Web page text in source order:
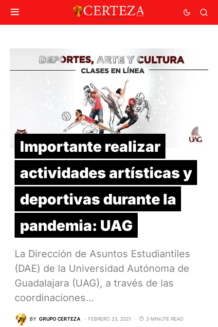
Importante realizar
actividades artísticas y
deportivas durante la
pandemia: UAG
La Dirección de Asuntos Estudiantiles
(DAE) de la Universidad Autónoma de
Guadalajara (UAG), a través de las
coordinaciones…
BY GRUPO CERTEZA FEBRERO 23, 2021 3 MINUTE READ